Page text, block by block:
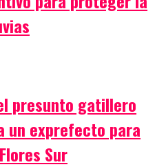
presunto gatillero
un exprefecto para
Sur